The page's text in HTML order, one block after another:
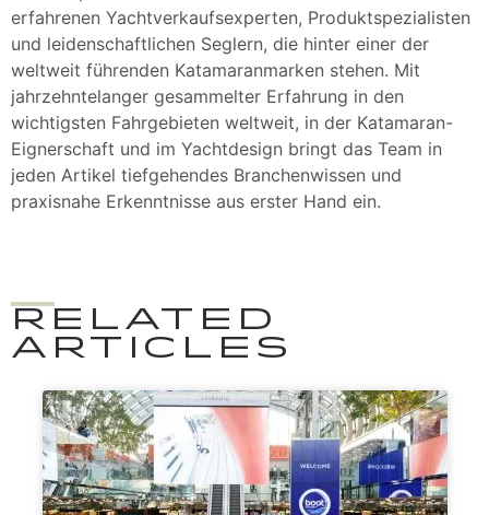
erfahrenen Yachtverkaufsexperten, Produktspezialisten
und leidenschaftlichen Seglern, die hinter einer der
weltweit führenden Katamaranmarken stehen. Mit
jahrzehntelanger gesammelter Erfahrung in den
wichtigsten Fahrgebieten weltweit, in der Katamaran-
Eignerschaft und im Yachtdesign bringt das Team in
jeden Artikel tiefgehendes Branchenwissen und
praxisnahe Erkenntnisse aus erster Hand ein.
RELATED
ARTICLES